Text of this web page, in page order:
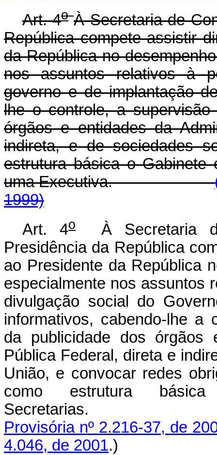
Art. 4o À Secretaria de
República compete assistir
da República no
nos assuntos relativos à
governo e de implantação
lhe o controle, a
órgãos e entidades da
indireta, e de sociedades
estrutura básica o Gabinete
uma Executiva.
1999)
Art. 4o
À Secretaria
Presidência da República
ao Presidente da República
especialmente nos assuntos
divulgação social do
informativos, cabendo-lhe a
da publicidade dos órgãos
Pública Federal, direta e
União, e convocar redes
como estrutura
Provisória nº 2.216-37, de
4.046, de 2001.)